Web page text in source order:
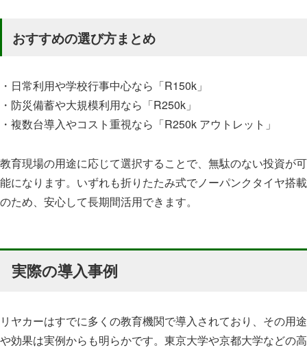
おすすめの選び方まとめ
・日常利用や学校行事中心なら「R150k」
・防災備蓄や大規模利用なら「R250k」
・複数台導入やコスト重視なら「R250k アウトレット」
教育現場の用途に応じて選択することで、無駄のない投資が可
能になります。いずれも折りたたみ式でノーパンクタイヤ搭載
のため、安心して長期間活用できます。
実際の導入事例
リヤカーはすでに多くの教育機関で導入されており、その用途
や効果は実例からも明らかです。東京大学や京都大学などの高